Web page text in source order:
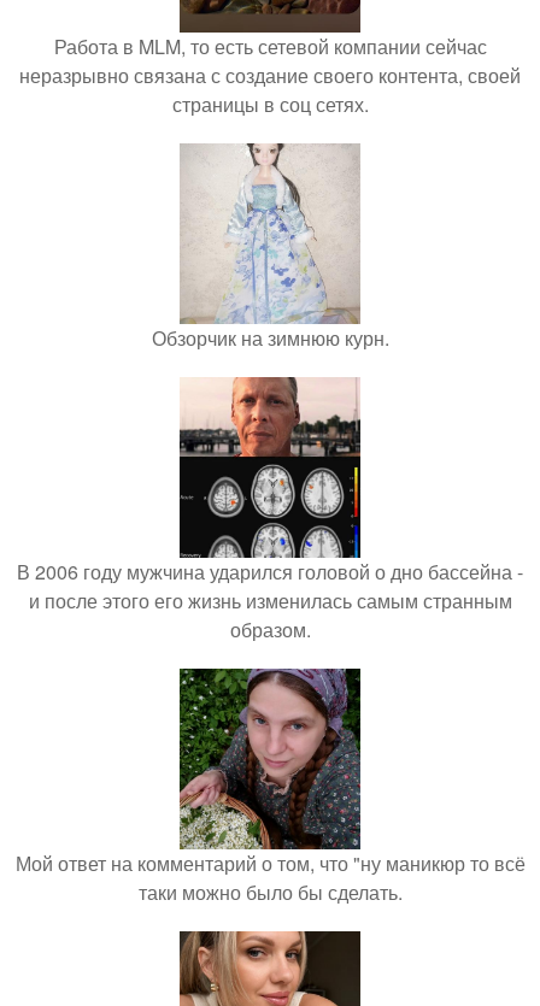
Работа в MLM, то есть сетевой компании сейчас
неразрывно связана с создание своего контента, своей
страницы в соц сетях.
Обзорчик на зимнюю курн.
В 2006 году мужчина ударился головой о дно бассейна -
и после этого его жизнь изменилась самым странным
образом.
Мой ответ на комментарий о том, что "ну маникюр то всё
таки можно было бы сделать.